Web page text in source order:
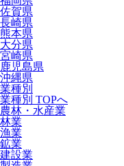
佐賀県
長崎県
熊本県
大分県
宮崎県
鹿児島県
沖縄県
業種別
業種別 TOPへ
農林・水産業
林業
漁業
鉱業
建設業